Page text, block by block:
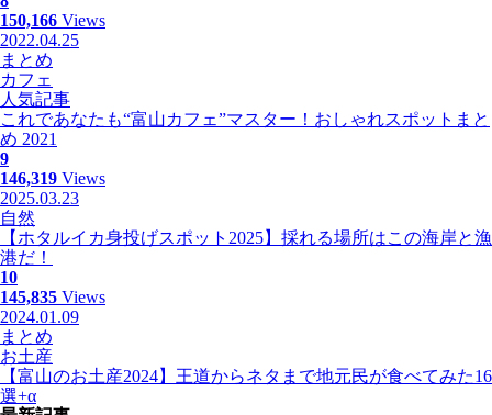
150,166 Views
2022.04.25
まとめ
カフェ
人気記事
これであなたも“富山カフェ”マスター！おしゃれスポットまと
め 2021
9
146,319 Views
2025.03.23
自然
【ホタルイカ身投げスポット2025】採れる場所はこの海岸と漁
港だ！
10
145,835 Views
2024.01.09
まとめ
お土産
【富山のお土産2024】王道からネタまで地元民が食べてみた16
選+α